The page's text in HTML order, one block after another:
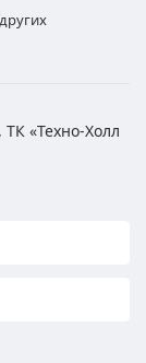
«Техно-Холл